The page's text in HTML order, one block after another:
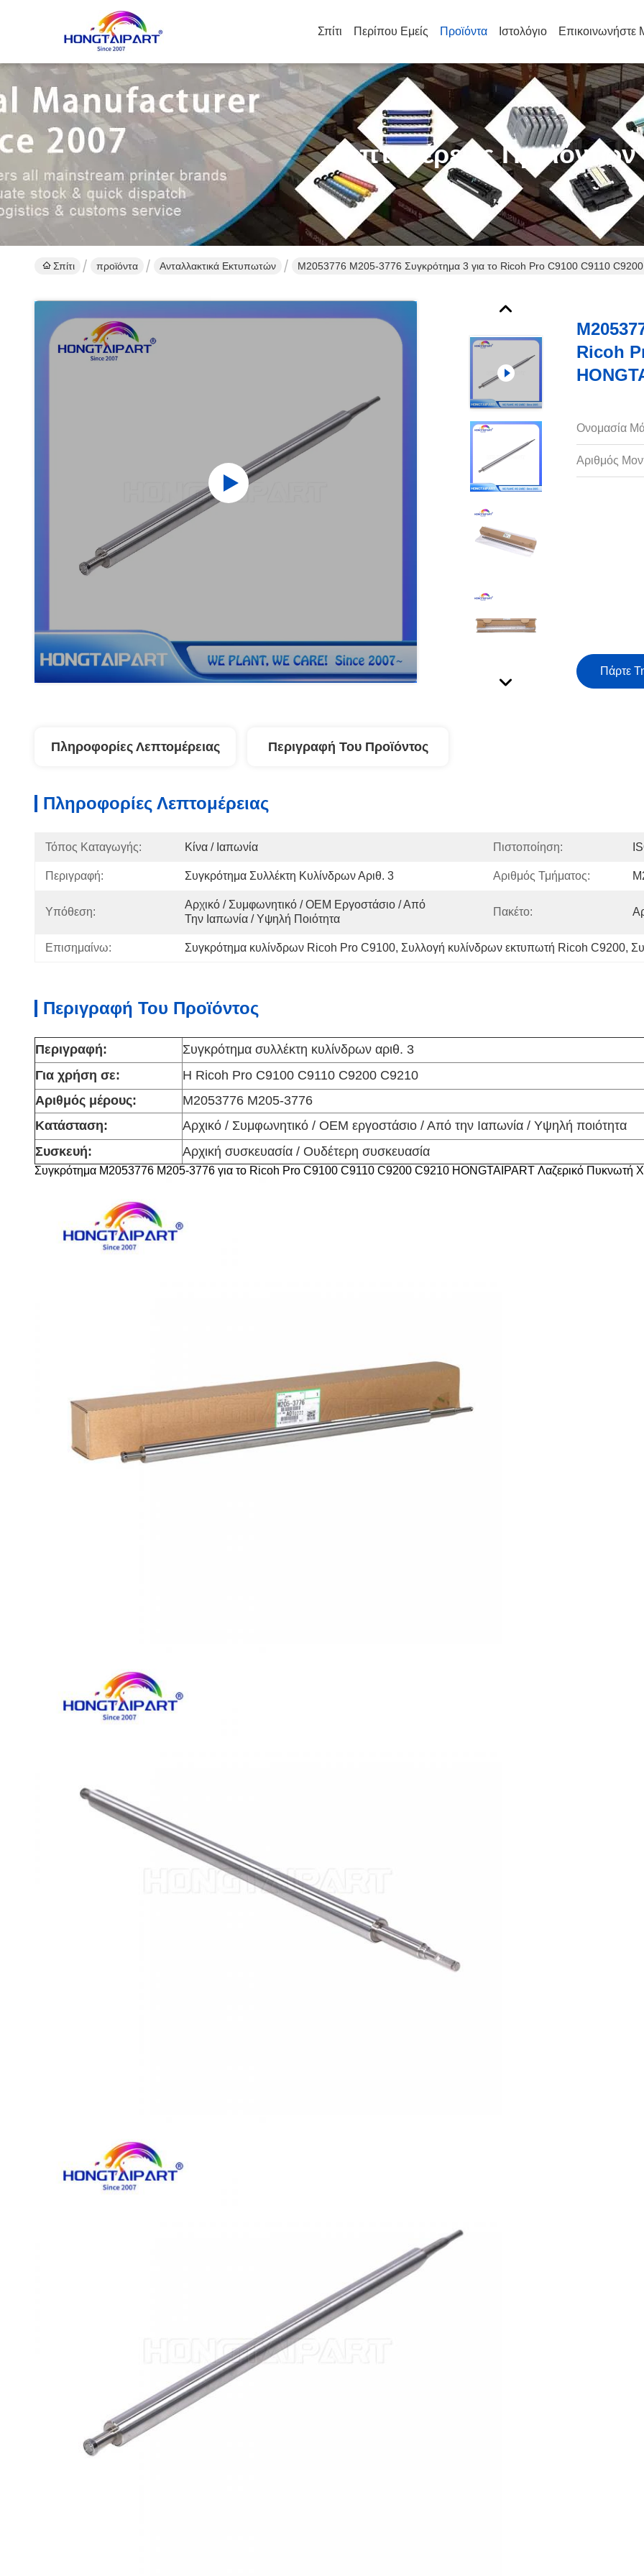
Σπίτι Περίπου Εμείς Προϊόντα Ιστολόγιο Επικοινωνήστε
Λεπτομέρειες Προϊόντων
Σπίτι προϊόντα Ανταλλακτικά Εκτυπωτών M2053776 M205-3776 Συγκρότημα 3 για το Ricoh Pro C9100 C9110
Ricoh
Ονομασία
Αριθμός
Πάρτε
Πληροφορίες Λεπτομέρειας Περιγραφή Του Προϊόντος
Πληροφορίες Λεπτομέρειας
Τόπος Καταγωγής: Κίνα / Ιαπωνία Πιστοποίηση:
Περιγραφή: Συγκρότημα Συλλέκτη Κυλίνδρων Αριθ. 3 Αριθμός Τμήματος:
Υπόθεση:
Αρχικό / Συμφωνητικό / OEM Εργοστάσιο / Από
Την Ιαπωνία / Υψηλή Ποιότητα
Πακέτο:
Επισημαίνω: Συγκρότημα κυλίνδρων Ricoh Pro C9100, Συλλογή κυλίνδρων εκτυπωτή Ricoh C9200,
Περιγραφή Του Προϊόντος
Περιγραφή:
Συγκρότημα συλλέκτη κυλίνδρων αριθ. 3
Για χρήση σε:
Η Ricoh Pro C9100 C9110 C9200 C9210
Αριθμός μέρους:
M2053776 M205-3776
Κατάσταση:
Αρχικό / Συμφωνητικό / OEM εργοστάσιο / Από την Ιαπωνία / Υψηλή ποιότητα
Συσκευή:
Αρχική συσκευασία / Ουδέτερη συσκευασία
Συγκρότημα M2053776 M205-3776 για το Ricoh Pro C9100 C9110 C9200 C9210 HONGTAIPART Λαζερικό Πυκνωτή